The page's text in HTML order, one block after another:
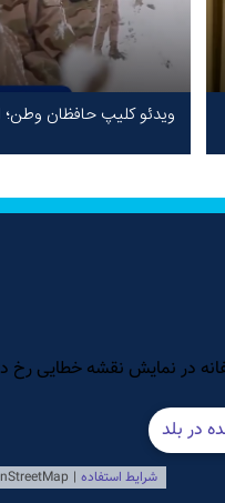
ویدئو کلیپ حافظان وطن؛